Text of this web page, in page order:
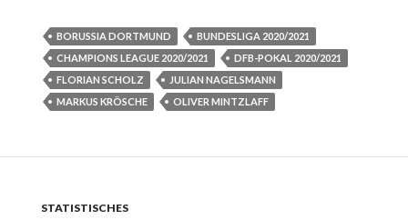
BORUSSIA DORTMUND
BUNDESLIGA 2020/2021
CHAMPIONS LEAGUE 2020/2021
DFB-POKAL 2020/2021
FLORIAN SCHOLZ
JULIAN NAGELSMANN
MARKUS KRÖSCHE
OLIVER MINTZLAFF
STATISTISCHES